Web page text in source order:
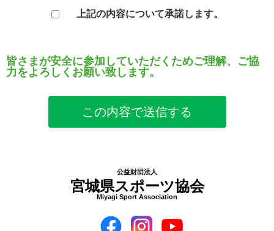
上記の内容について承諾します。
皆さまが安全に参加していただくためご理解、ご協
力をよろしくお願い致します。
公益財団法人
宮城県スポーツ協会
Miyagi Sport Association